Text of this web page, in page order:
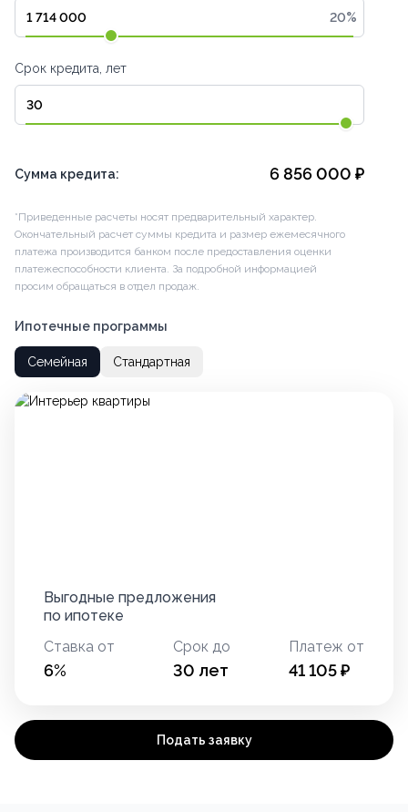
20%
Срок кредита, лет
Сумма кредита: 6 856 000 ₽
*Приведенные расчеты носят предварительный характер.
Окончательный расчет суммы кредита и размер ежемесячного
платежа производится банком после предоставления оценки
платежеспособности клиента. За подробной информацией
просим обращаться в отдел продаж.
Ипотечные программы
Семейная Стандартная
Выгодные предложения
по ипотеке
Ставка от
6%
Срок до
30 лет
Платеж от
41 105₽
Подать заявку